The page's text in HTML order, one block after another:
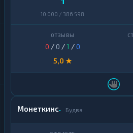
10 000 / 386 598
0 / 0 /1 /0
5,0 ★
Монеткинс Будва